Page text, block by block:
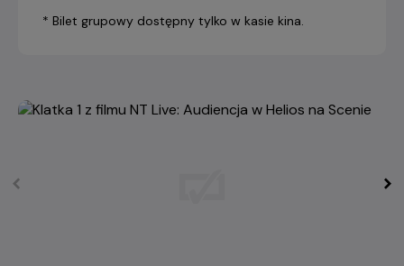
* Bilet grupowy dostępny tylko w kasie kina.